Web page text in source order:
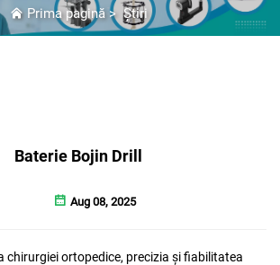
Prima pagină>Știri
Baterie Bojin Drill
Aug 08, 2025
chirurgiei ortopedice, precizia și fiabilitatea